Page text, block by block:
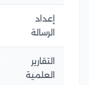
إعداد
الرسالة
التقارير
العلمية